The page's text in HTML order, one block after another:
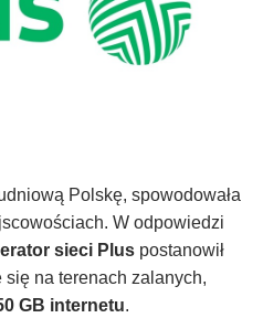
Polskę, spowodowała
W odpowiedzi
sieci Plus postanowił
na terenach zalanych,
GB internetu.